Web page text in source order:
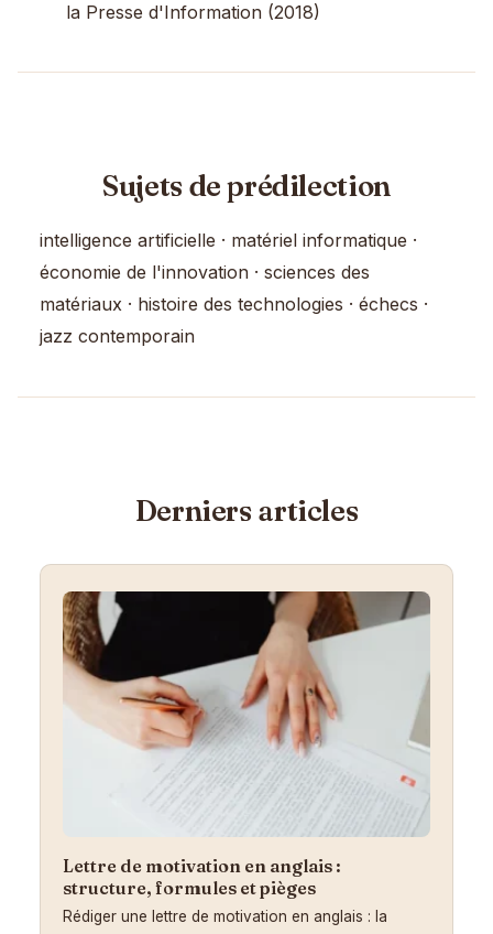
la Presse d'Information (2018)
Sujets de prédilection
intelligence artificielle · matériel informatique ·
économie de l'innovation · sciences des
matériaux · histoire des technologies · échecs ·
jazz contemporain
Derniers articles
Lettre de motivation en anglais :
structure, formules et pièges
Rédiger une lettre de motivation en anglais : la